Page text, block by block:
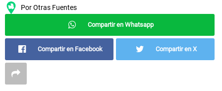
PorOtras Fuentes
Compartir en Whatsapp
Compartir en Facebook Compartir en X